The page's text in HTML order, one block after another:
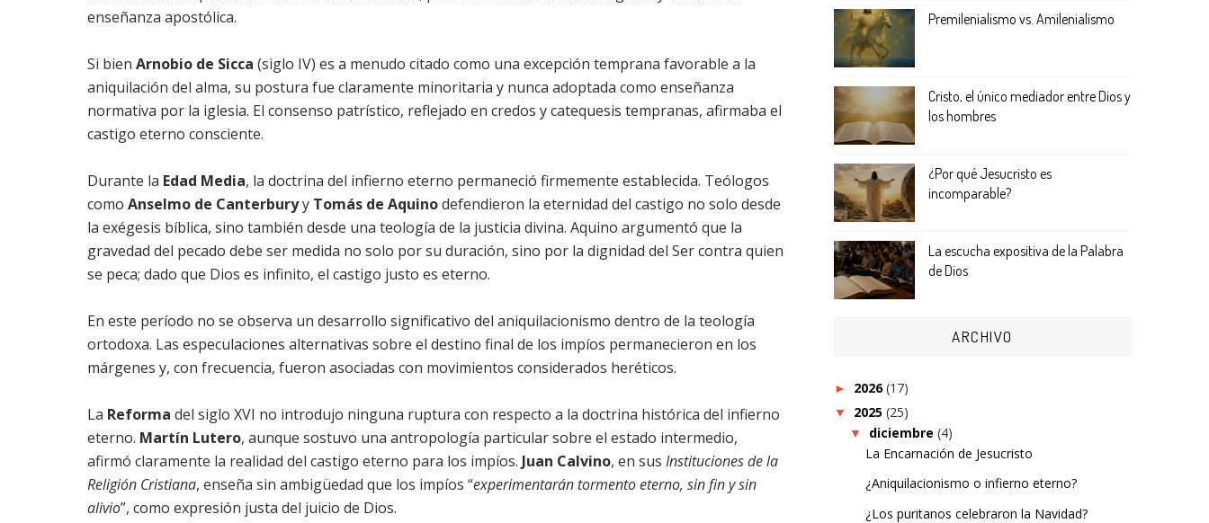
enseñanza apostólica.
Si bien Arnobio de Sicca (siglo IV) es a menudo citado como una excepción temprana favorable a la
aniquilación del alma, su postura fue claramente minoritaria y nunca adoptada como enseñanza
normativa por la iglesia. El consenso patrístico, reflejado en credos y catequesis tempranas, afirmaba el
castigo eterno consciente.
Durante la Edad Media, la doctrina del infierno eterno permaneció firmemente establecida. Teólogos
como Anselmo de Canterburyy Tomás de Aquinodefendieron la eternidad del castigo no solo desde
la exégesis bíblica, sino también desde una teología de la justicia divina. Aquino argumentó que la
gravedad del pecado debe ser medida no solo por su duración, sino por la dignidad del Ser contra quien
se peca; dado que Dios es infinito, el castigo justo es eterno.
En este período no se observa un desarrollo significativo del aniquilacionismo dentro de la teología
ortodoxa. Las especulaciones alternativas sobre el destino final de los impíos permanecieron en los
márgenes y, con frecuencia, fueron asociadas con movimientos considerados heréticos.
La Reforma del siglo XVI no introdujo ninguna ruptura con respecto a la doctrina histórica del infierno
eterno. Martín Lutero, aunque sostuvo una antropología particular sobre el estado intermedio,
afirmó claramente la realidad del castigo eterno para los impíos. Juan Calvino, en sus Instituciones de la
Religión Cristiana, enseña sin ambigüedad que los impíos “experimentarán tormento eterno, sin fin y sin
alivio”, como expresión justa del juicio de Dios.
Premilenialismo vs. Amilenialismo
Cristo, el único mediador entre Dios y
los hombres
¿Por qué Jesucristo es
incomparable?
La escucha expositiva de la Palabra
de Dios
ARCHIVO
► 2026(17)
▼ 2025 (25)
▼ diciembre (4)
La Encarnación de Jesucristo
¿Aniquilacionismo o infierno eterno?
¿Los puritanos celebraron la Navidad?